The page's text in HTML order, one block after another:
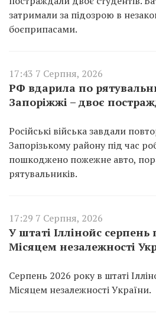
затримали за підозрою в
боєприпасами.
17:43 7 Серпня, 2026
РФ вдарила по
Запоріжжі – двоє
Російські війська завдали
Запорізькому району під час
пошкоджено пожежне авто,
рятувальників.
17:29 7 Серпня, 2026
У штаті Іллінойс серпень
Місяцем незалежності
Серпень 2026 року в штаті
Місяцем незалежності України.